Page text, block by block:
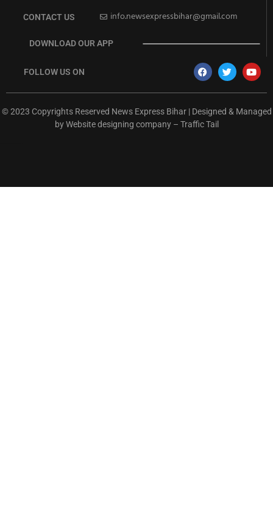
CONTACT US info.newsexpressbihar@gmail.com
DOWNLOAD OUR APP
FOLLOW US ON
© 2023 Copyrights Reserved News Express Bihar | Designed & Managed
byWebsite designing company– Traffic Tail